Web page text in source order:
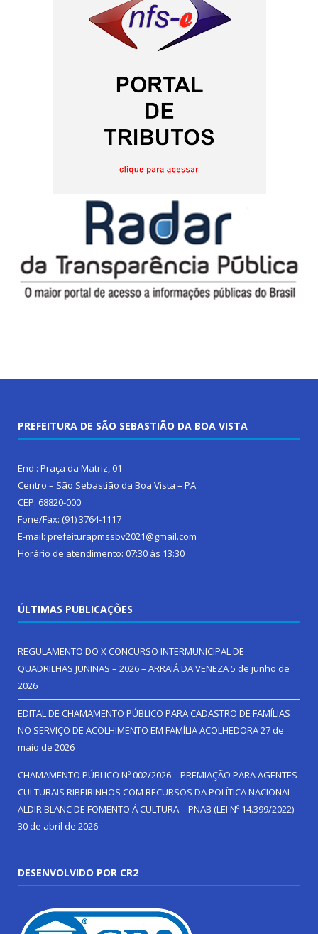
PREFEITURA DE SÃO SEBASTIÃO DA BOA VISTA
End.: Praça da Matriz, 01
Centro – São Sebastião da Boa Vista – PA
CEP: 68820-000
Fone/Fax: (91) 3764-1117
E-mail: prefeiturapmssbv2021@gmail.com
Horário de atendimento: 07:30 às 13:30
ÚLTIMAS PUBLICAÇÕES
REGULAMENTO DO X CONCURSO INTERMUNICIPAL DE
QUADRILHAS JUNINAS – 2026 – ARRAIÁ DA VENEZA5 de junho de
2026
EDITAL DE CHAMAMENTO PÚBLICO PARA CADASTRO DE FAMÍLIAS
NO SERVIÇO DE ACOLHIMENTO EM FAMÍLIA ACOLHEDORA27 de
maio de 2026
CHAMAMENTO PÚBLICO Nº 002/2026 – PREMIAÇÃO PARA AGENTES
CULTURAIS RIBEIRINHOS COM RECURSOS DA POLÍTICA NACIONAL
ALDIR BLANC DE FOMENTO Á CULTURA – PNAB (LEI Nº 14.399/2022)
30 de abril de 2026
DESENVOLVIDO POR CR2